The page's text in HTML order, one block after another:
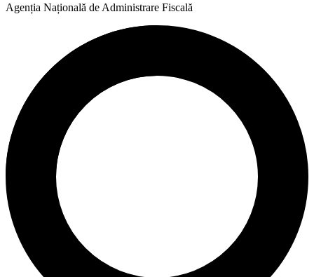
Agenția Națională de Administrare Fiscală